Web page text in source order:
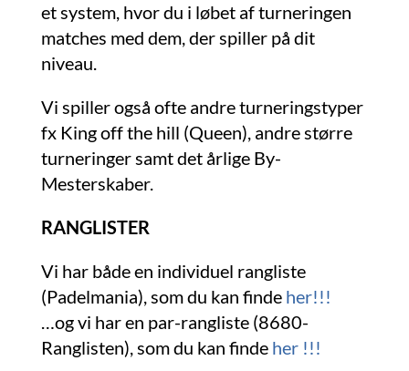
et system, hvor du i løbet af turneringen
matches med dem, der spiller på dit
niveau.
Vi spiller også ofte andre turneringstyper
fx King off the hill (Queen), andre større
turneringer samt det årlige By-
Mesterskaber.
RANGLISTER
Vi har både en individuel rangliste
(Padelmania), som du kan finde her!!!
…og vi har en par-rangliste (8680-
Ranglisten), som du kan finde her !!!